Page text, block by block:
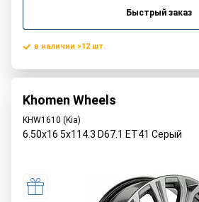
Быстрый заказ
в наличии >12 шт.
Khomen Wheels
KHW1610 (Kia)
6.50x16 5x114.3 D67.1 ET41 Серый